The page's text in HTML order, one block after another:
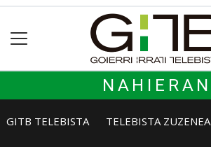
NAHIERAN
GITB TELEBISTA TELEBISTA